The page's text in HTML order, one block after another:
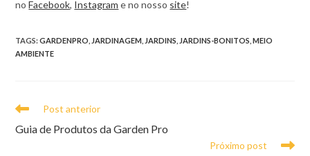
noFacebook, Instagram e no nosso site!
TAGS:GARDENPRO JARDINAGEM JARDINS JARDINS-BONITOS MEIO
AMBIENTE
Leia
artigos
Post anterior
Guia de Produtos da Garden Pro
Próximo post